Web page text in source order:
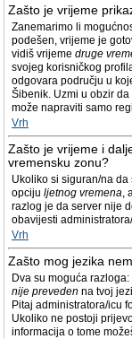
Zašto je vrijeme
Zanemarimo li
podešen, vrijeme je
vidiš vrijeme druge
svojeg korisničkog
odgovara području u
Šibenik. Uzmi u obzir
može napraviti samo
Vrh
Zašto je vrijeme i
vremensku zonu?
Ukoliko si siguran/na da
opciju ljetnog vremena,
razlog je da server nije
obavijesti
Vrh
Zašto mog jezika
Dva su moguća
nije preveden na tvoj
Pitaj administratora/icu
Ukoliko ne postoji
informacija o tome